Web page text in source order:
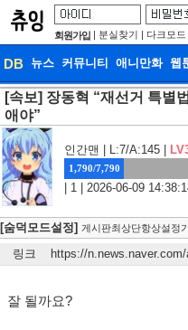
회원가입 | 분실찾기 | 다크모드
DB 뉴스 커뮤니티 애니만화 웹
DB 뉴스
웹툰
[속보] 장동혁 “재선거 특별
애야”
인간맨 | L:7/A:145 |
1,790/7,790
| 1 | 2026-06-09
[숨덕모드설정] 게시판최상단항상설정
링크
https://
잘 될까요?